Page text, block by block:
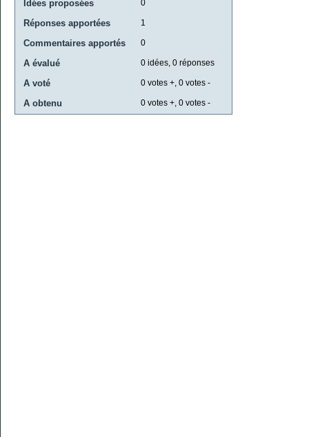
Idées proposées 0
Réponses apportées 1
Commentaires apportés 0
A évalué 0 idées, 0 réponses
A voté 0 votes +, 0 votes -
A obtenu 0 votes +, 0 votes -